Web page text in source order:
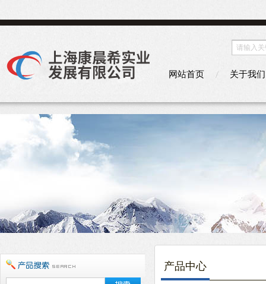
网站首页 关于我们
产品中心